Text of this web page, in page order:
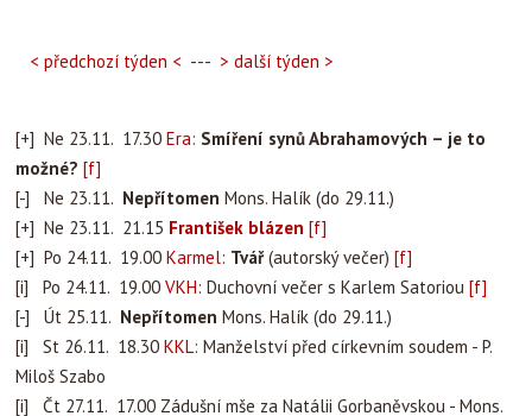
< předchozí týden < --- > další týden >
[+] Ne 23.11. 17.30 Era: Smíření synů Abrahamových – je to
možné? [f]
[-] Ne 23.11. Nepřítomen Mons. Halík (do 29.11.)
[+] Ne 23.11. 21.15 František blázen [f]
[+] Po 24.11. 19.00 Karmel: Tvář(autorský večer) [f]
[i] Po 24.11. 19.00 VKH: Duchovní večer s Karlem Satoriou [f]
[-] Út 25.11. Nepřítomen Mons. Halík (do 29.11.)
[i] St 26.11. 18.30 KKL: Manželství před církevním soudem - P.
Miloš Szabo
[i] Čt 27.11. 17.00 Zádušní mše za Natálii Gorbaněvskou - Mons.